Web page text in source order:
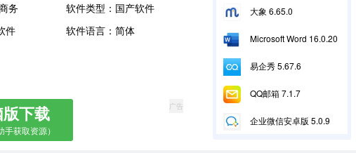
务
软件类型：国产软件
件
软件语言：简体
下载
手获取资源）
广告
大象 6.65.0
Microsoft Word 16.0.20228.20090
易企秀 5.67.6
QQ邮箱 7.1.7
企业微信安卓版 5.0.9